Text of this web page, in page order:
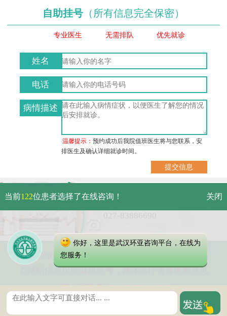
自助挂号 （所有信息完全保密）
专业医生 无需排队 优先就诊
姓名
电话
病情描述
温馨提示：预约成功后我院值班医生将与您联系，安
排医生及确认详细就诊时间。
武汉市硚口区解放大道479号
免费电话：
Copyright 2023 武汉环亚中医白癜风医院
本网站信息仅做健康参考，具体诊疗请遵医师意见
鄂ICP备16003424号-2
当前122位患者选择了在线咨询！ 关闭
你好，这里是武汉环亚咨询平台，在线为
您服务！